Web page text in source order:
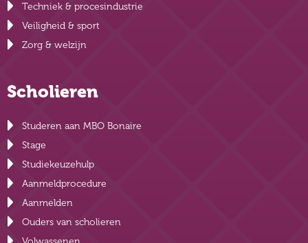
Techniek & procesindustrie
Veiligheid & sport
Zorg & welzijn
Scholieren
Studeren aan MBO Bonaire
Stage
Studiekeuzehulp
Aanmeldprocedure
Aanmelden
Ouders van scholieren